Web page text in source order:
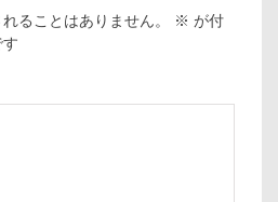
ることはありません。 ※ が付